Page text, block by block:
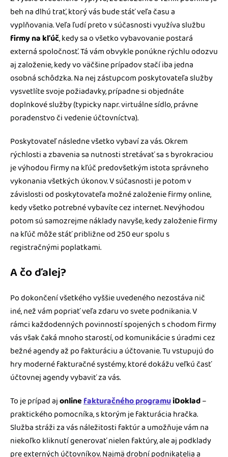
beh na dlhú trať, ktorý vás bude stáť veľa času a
vyplňovania. Veľa ľudí preto v súčasnosti využíva službu
firmy na kľúč, kedy sa o všetko vybavovanie postará
externá spoločnosť. Tá vám obvykle ponúkne rýchlu odozvu
aj založenie, kedy vo väčšine prípadov stačí iba jedna
osobná schôdzka. Na nej zástupcom poskytovateľa služby
vysvetlíte svoje požiadavky, prípadne si objednáte
doplnkové služby (typicky napr. virtuálne sídlo, právne
poradenstvo či vedenie účtovníctva).
Poskytovateľ následne všetko vybaví za vás. Okrem
rýchlosti a zbavenia sa nutnosti stretávať sa s byrokraciou
je výhodou firmy na kľúč predovšetkým istota správneho
vykonania všetkých úkonov. V súčasnosti je potom v
závislosti od poskytovateľa možné založenie firmy online,
kedy všetko potrebné vybavíte cez internet. Nevýhodou
potom sú samozrejme náklady navyše, kedy založenie firmy
na kľúč môže stáť približne od 250 eur spolu s
registračnými poplatkami.
A čo ďalej?
Po dokončení všetkého vyššie uvedeného nezostáva nič
iné, než vám popriať veľa zdaru vo svete podnikania. V
rámci každodenných povinností spojených s chodom firmy
vás však čaká mnoho starostí, od komunikácie s úradmi cez
bežné agendy až po fakturáciu a účtovanie. Tu vstupujú do
hry moderné fakturačné systémy, ktoré dokážu veľkú časť
účtovnej agendy vybaviť za vás.
To je prípad ajonlinefakturačného programuiDoklad–
praktického pomocníka, s ktorým je fakturácia hračka.
Služba stráži za vás náležitosti faktúr a umožňuje vám na
niekoľko kliknutí generovať nielen faktúry, ale aj podklady
pre externých účtovníkov. Najmä drobní podnikatelia a